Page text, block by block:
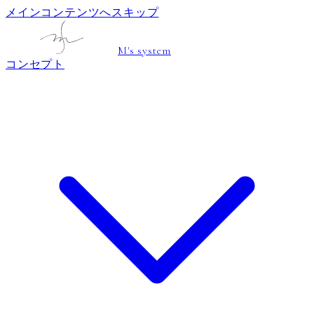
メインコンテンツへスキップ
M's system
コンセプト